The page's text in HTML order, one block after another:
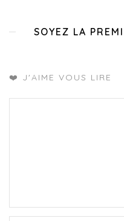
SOYEZ LA
❤️ J'AIME VOUS LIRE